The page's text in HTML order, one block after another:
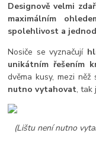
Designově velmi
maximálním
spolehlivost a
Nosiče se vyznačují
unikátním řešením
dvěma kusy, mezi
nutno vytahovat, tak
(Lištu není nutno